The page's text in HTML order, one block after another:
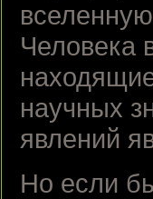
Человека
научных
явлений
Но если